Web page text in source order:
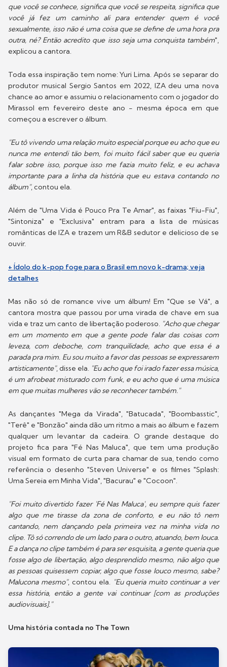
que você se conhece, significa que você se respeita, significa que
você já fez um caminho ali para entender quem é você
sexualmente, isso não é uma coisa que se define de uma hora pra
outra, né? Então acredito que isso seja uma conquista também",
explicou a cantora.
Toda essa inspiração tem nome: Yuri Lima. Após se separar do
produtor musical Sergio Santos em 2022, IZA deu uma nova
chance ao amor e assumiu o relacionamento com o jogador do
Mirassol em fevereiro deste ano - mesma época em que
começou a escrever o álbum.
"Eu tô vivendo uma relação muito especial porque eu acho que eu
nunca me entendi tão bem, foi muito fácil saber que eu queria
falar sobre isso, porque isso me fazia muito feliz, e eu achava
importante para a linha da história que eu estava contando no
álbum", contou ela.
Além de "Uma Vida é Pouco Pra Te Amar", as faixas "Fiu-Fiu",
"Sintoniza" e "Exclusiva" entram para a lista de músicas
românticas de IZA e trazem um R&B sedutor e delicioso de se
ouvir.
+ Ídolo do k-pop foge para o Brasil em novo k-drama; veja
detalhes
Mas não só de romance vive um álbum! Em "Que se Vá", a
cantora mostra que passou por uma virada de chave em sua
vida e traz um canto de libertação poderoso."Acho que chegar
em um momento em que a gente pode falar das coisas com
leveza, com deboche, com tranquilidade, acho que essa é a
parada pra mim. Eu sou muito a favor das pessoas se expressarem
artisticamente", disse ela. "Eu acho que foi irado fazer essa música,
é um afrobeat misturado com funk, e eu acho que é uma música
em que muitas mulheres vão se reconhecer também."
As dançantes "Mega da Virada", "Batucada", "Boombasstic",
"Terê" e "Bonzão" ainda dão um ritmo a mais ao álbum e fazem
qualquer um levantar da cadeira. O grande destaque do
projeto fica para "Fé Nas Maluca", que tem uma produção
visual em formato de curta para chamar de sua, tendo como
referência o desenho "Steven Universe" e os filmes "Splash:
Uma Sereia em Minha Vida", "Bacurau" e "Cocoon".
"Foi muito divertido fazer 'Fé Nas Maluca', eu sempre quis fazer
algo que me tirasse da zona de conforto, e eu não tô nem
cantando, nem dançando pela primeira vez na minha vida no
clipe. Tô só correndo de um lado para o outro, atuando, bem louca.
E a dança no clipe também é para ser esquisita, a gente queria que
fosse algo de libertação, algo desprendido mesmo, não algo que
as pessoas quisessem copiar, algo que fosse louco mesmo, sabe?
Malucona mesmo", contou ela. "Eu queria muito continuar a ver
essa história, então a gente vai continuar [com as produções
audiovisuais]."
Uma história contada no The Town